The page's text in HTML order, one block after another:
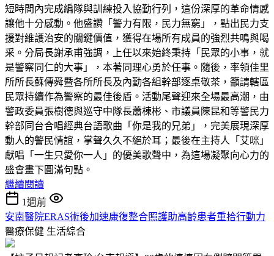
短時間內完成編隊與訓練投入協勤行列，這份深厚的革命情感
讓他十分感動。他盛讚「警力有限，民力無窮」，點出民力支
援對維護治安的關鍵價值，獲得在場所有成員的強烈共鳴與喝
采。分局長謝承甫強調，上任以來始終秉持「民眾的小事，就
是警察同仁的大事」，本著同理心勇於任事。隨後，率領佳里
所所長蘇傳舜暨各所所長及內勤各組幹部逐桌敬茶，籲請轄區
民眾持續作為警察的最佳後盾。活動尾聲迎來全場最高潮，由
警政委員張樹德與巡守中隊長蕭棟彬、市議員陳昆和等警民力
幹部同台合唱經典台語歌曲「你是我的兄弟」，完美展現深厚
動人的警民情誼，掌聲久久不絕於耳；最後在主持人「艾咪」
獻唱「一生只愛你一人」的優美歌聲中，為這場凝聚向心力的
盛會畫下圓滿句點。
繼續閱讀
1週前
安南醫院ERAS術後加速康復整合照護助高齡患者重拾行動力
醫療保健 生活綜合